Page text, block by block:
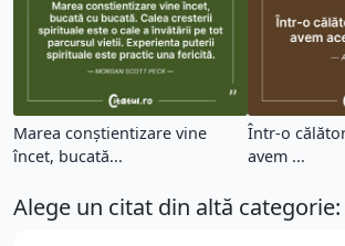
Marea conștientizare vine
încet, bucată...
Într-o
avem ...
Alege un citat din altă categorie: